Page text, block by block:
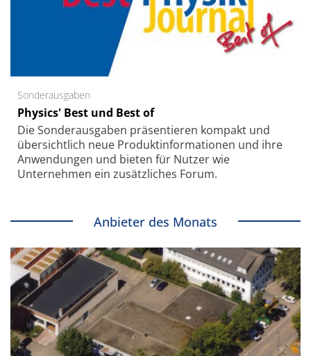
Sonderausgaben
Physics' Best und Best of
Die Sonder­ausgaben präsentieren kompakt und
übersichtlich neue Produkt­informationen und ihre
Anwendungen und bieten für Nutzer wie
Unternehmen ein zusätzliches Forum.
Anbieter des Monats